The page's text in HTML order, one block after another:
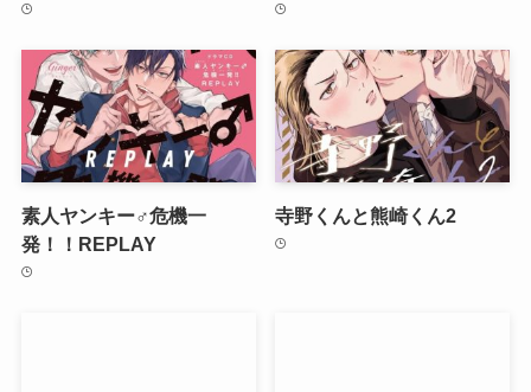
素人ヤンキー♂危機一
発！！REPLAY
寺野くんと熊崎くん2